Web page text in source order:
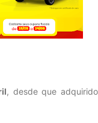
, desde que